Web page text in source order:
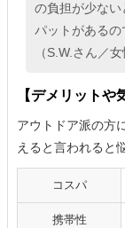
の負担が少な
パットがあるの
（S.W.さん／
【デメリットや
アウトドア派の方
えると言われると
コスパ
携帯性